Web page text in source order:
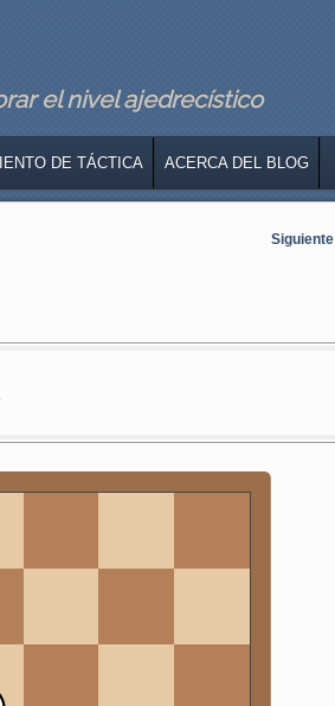
el nivel ajedrecístico
DE TÁCTICA ACERCA DEL BLOG
Siguiente